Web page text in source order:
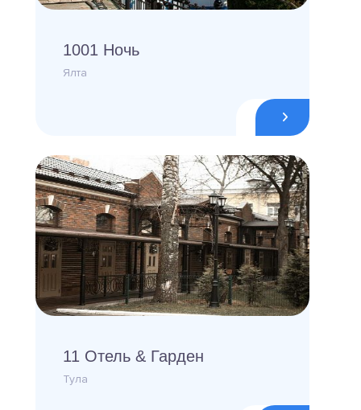
1001 Ночь
Ялта
11 Отель & Гарден
Тула